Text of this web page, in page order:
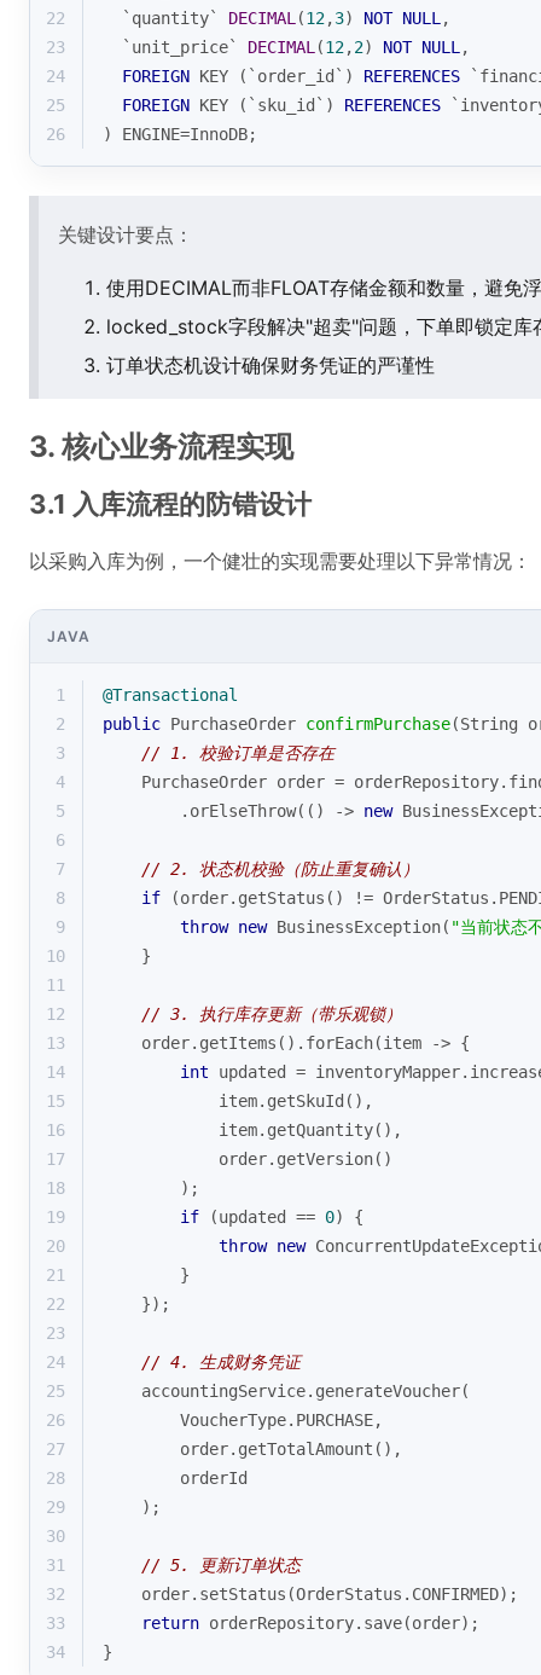
22
  `quantity`
DECIMAL (12,3) NOT NULL ,
23
  `unit_price`
DECIMAL (12,2) NOT NULL ,
24
FOREIGN KEY (`order_id`) REFERENCES
25
FOREIGN KEY (`sku_id`) REFERENCES
26
) ENGINE=InnoDB;
关键设计要点：
使用DECIMAL而非FLOAT存储金额和数量，避免
locked_stock字段解决"超卖"问题，下单即锁定库
订单状态机设计确保财务凭证的严谨性
3. 核心业务流程实现
3.1 入库流程的防错设计
以采购入库为例，一个健壮的实现需要处理以下异常情况：
JAVA
1
@Transactional
2
public PurchaseOrder confirmPurchase(String
3
// 1. 校验订单是否存在
4
PurchaseOrder order =
5
        .orElseThrow(() ->
new
6
7
// 2. 状态机校验（防止重复确认）
8
if (order.getStatus() !=
9
throw new BusinessException( "当前状态
10
    }
11
12
// 3. 执行库存更新（带乐观锁）
13
    order.getItems().forEach(item -> {
14
int updated =
15
            item.getSkuId(),
16
            item.getQuantity(),
17
            order.getVersion()
18
        );
19
if (updated == 0) {
20
throw new
21
        }
22
    });
23
24
// 4. 生成财务凭证
25
    accountingService.generateVoucher(
26
        VoucherType.PURCHASE,
27
        order.getTotalAmount(),
28
        orderId
29
    );
30
31
// 5. 更新订单状态
32
    order.setStatus(OrderStatus.CONFIRMED);
33
return orderRepository.save(order);
34
}